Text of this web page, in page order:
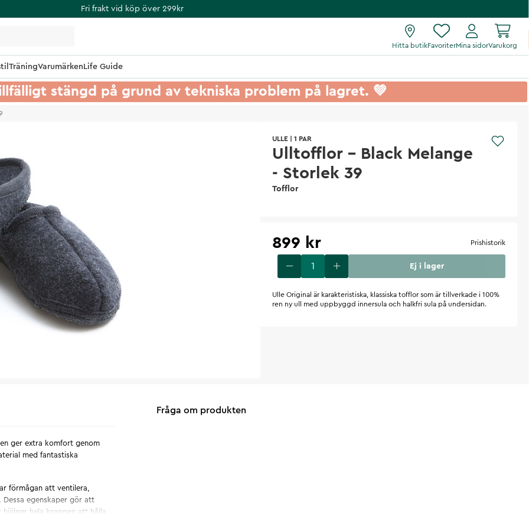
Fri frakt vid köp över 299kr
Hitta butikFavoriterMina sidorVarukorg
TräningVarumärkenLife Guide
stängd på grund av tekniska problem på lagret. 💚
ULLE 1 PAR
Ulltofflor - Black Melange
- Storlek 39
Tofflor
899 kr Prishistorik
Ej i lager
Ulle Original är karakteristiska, klassiska tofflor som är tillverkade i 100%
ren ny ull med uppbyggd innersula och halkfri sula på undersidan.
ger extra komfort genom
med fantastiska
förmågan att ventilera,
egenskaper gör att
hela kroppen att hålla
Fråga om produkten